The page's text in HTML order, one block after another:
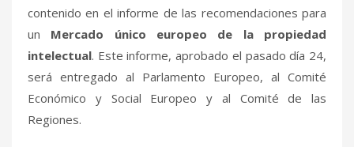
contenido en el informe de las recomendaciones para
un Mercado único europeo de la propiedad
intelectual. Este informe, aprobado el pasado día 24,
será entregado al Parlamento Europeo, al Comité
Económico y Social Europeo y al Comité de las
Regiones.